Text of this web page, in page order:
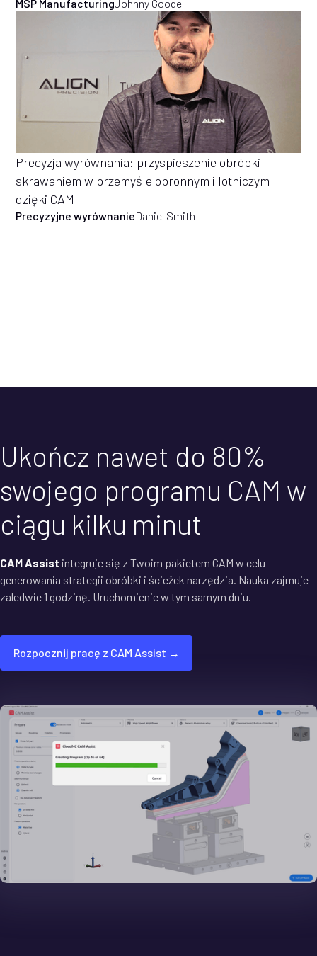
MSP ManufacturingJohnny Goode
Precyzja wyrównania: przyspieszenie obróbki
skrawaniem w przemyśle obronnym i lotniczym
dzięki CAM
Precyzyjne wyrównanieDaniel Smith
Ukończ nawet do 80%
swojego programu CAM w
ciągu kilku minut
CAM Assist integruje się z Twoim pakietem CAM w celu
generowania strategii obróbki i ścieżek narzędzia. Nauka zajmuje
zaledwie 1 godzinę. Uruchomienie w tym samym dniu.
Rozpocznij pracę z CAM Assist →